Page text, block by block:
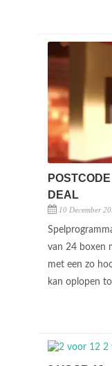
DEAL
10 December
van 24 boxen
met een zo
kan oplopen